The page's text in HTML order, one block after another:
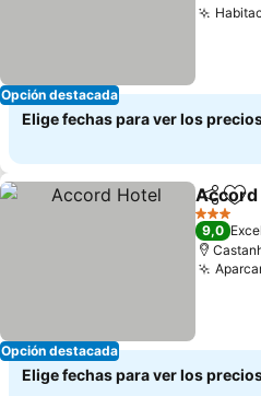
Opción destacada
Elige fechas para ver los
Opción destacada
3 Estrellas
9,0
Elige fechas para ver los